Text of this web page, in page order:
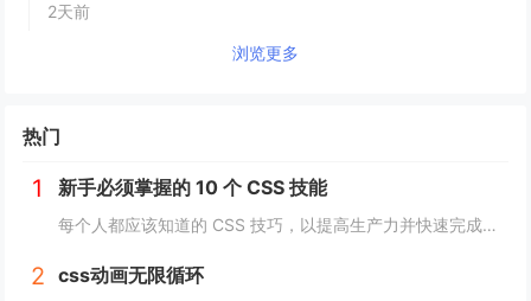
2天前
浏览更多
热门
1 新手必须掌握的 10 个 CSS 技能
每个人都应该知道的 CSS 技巧，以提高生产力并快速完成项目。 这里我为初学者收集了10个简单且必须知道的秘诀。 重置.css 某些浏览器对每个元素应用不同的样式，因此最好首先休息一下 CSS。 body, div, h1,h2,...
2 css动画无限循环